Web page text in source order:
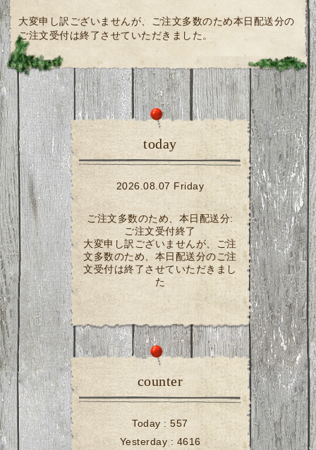
大変申し訳ございませんが、ご注文多数のため本日配送分の
ご注文受付は終了させていただきました。
today
2026.08.07 Friday
ご注文多数のため、本日配送分:
ご注文受付終了
大変申し訳ございませんが、ご注
文多数のため、本日配送分のご注
文受付は終了させていただきまし
た
counter
Today :557
Yesterday : 4616